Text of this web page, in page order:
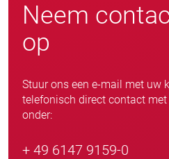
Neem
op
Stuur ons een e-mail met uw
telefonisch direct contact
onder:
+ 49 6147 9159-0